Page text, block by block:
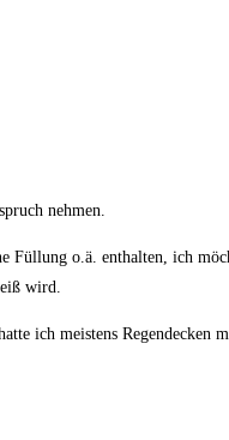
nehmen.
Füllung o.ä. enthalten, ich
wird.
ich meistens